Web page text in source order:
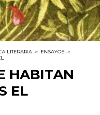
LITERARIA > ENSAYOS >
HABITAN
EL